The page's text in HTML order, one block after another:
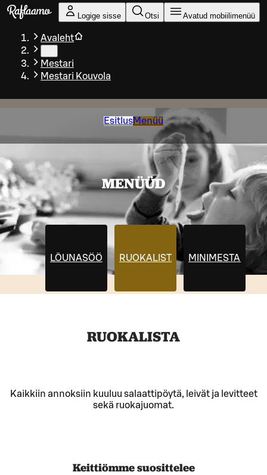
Liigu peamise sisu juurde
Logige sisse Otsi Avatud mobiilimenüü
Avaleht
Mestari
Mestari Kouvola
EsitlusMenüü
MENÜÜD
LÕUNASÖÖK RUOKALISTA MINIMESTARIT
RUOKALISTA
Kaikkiin annoksiin kuuluu salaattipöytä, leivät ja levitteet
sekä ruokajuomat.
Keittiömme suosittelee